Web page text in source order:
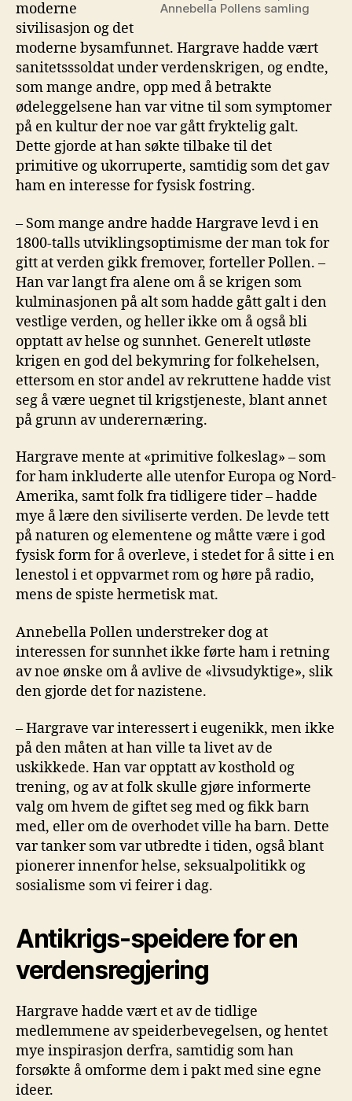
Annebella Pollens samling
moderne
sivilisasjon og det
moderne bysamfunnet. Hargrave hadde vært
sanitetsssoldat under verdenskrigen, og endte,
som mange andre, opp med å betrakte
ødeleggelsene han var vitne til som symptomer
på en kultur der noe var gått fryktelig galt.
Dette gjorde at han søkte tilbake til det
primitive og ukorruperte, samtidig som det gav
ham en interesse for fysisk fostring.
– Som mange andre hadde Hargrave levd i en
1800-talls utviklingsoptimisme der man tok for
gitt at verden gikk fremover, forteller Pollen. –
Han var langt fra alene om å se krigen som
kulminasjonen på alt som hadde gått galt i den
vestlige verden, og heller ikke om å også bli
opptatt av helse og sunnhet. Generelt utløste
krigen en god del bekymring for folkehelsen,
ettersom en stor andel av rekruttene hadde vist
seg å være uegnet til krigstjeneste, blant annet
på grunn av underernæring.
Hargrave mente at «primitive folkeslag» – som
for ham inkluderte alle utenfor Europa og Nord-
Amerika, samt folk fra tidligere tider – hadde
mye å lære den siviliserte verden. De levde tett
på naturen og elementene og måtte være i god
fysisk form for å overleve, i stedet for å sitte i en
lenestol i et oppvarmet rom og høre på radio,
mens de spiste hermetisk mat.
Annebella Pollen understreker dog at
interessen for sunnhet ikke førte ham i retning
av noe ønske om å avlive de «livsudyktige», slik
den gjorde det for nazistene.
– Hargrave var interessert i eugenikk, men ikke
på den måten at han ville ta livet av de
uskikkede. Han var opptatt av kosthold og
trening, og av at folk skulle gjøre informerte
valg om hvem de giftet seg med og fikk barn
med, eller om de overhodet ville ha barn. Dette
var tanker som var utbredte i tiden, også blant
pionerer innenfor helse, seksualpolitikk og
sosialisme som vi feirer i dag.
Antikrigs-speidere for en
verdensregjering
Hargrave hadde vært et av de tidlige
medlemmene av speiderbevegelsen, og hentet
mye inspirasjon derfra, samtidig som han
forsøkte å omforme dem i pakt med sine egne
ideer.